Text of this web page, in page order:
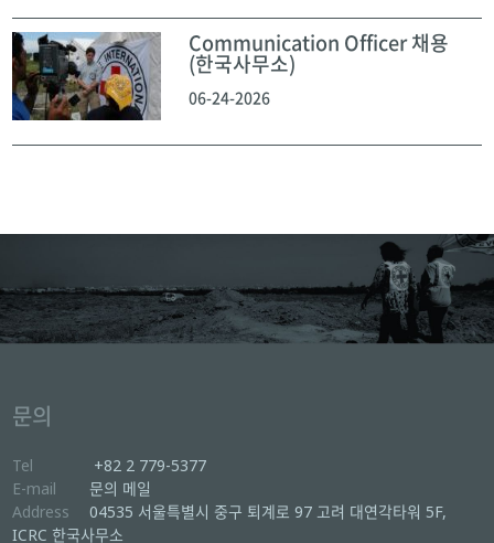
Communication Officer 채용
(한국사무소)
06-24-2026
문의
Tel
+82 2 779-5377
E-mail
문의 메일
Address
04535 서울특별시 중구 퇴계로 97 고려 대연각타워 5F,
ICRC 한국사무소